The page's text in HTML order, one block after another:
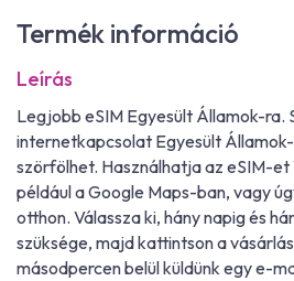
Termék információ
Leírás
Legjobb eSIM Egyesült Államok-ra.
internetkapcsolat Egyesült
szörfölhet. Használhatja az eSIM-
például a Google Maps-ban, vagy
otthon. Válassza ki, hány napig és
szüksége, majd kattintson a
másodpercen belül küldünk egy e-